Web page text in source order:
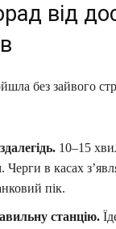
від
без зайвого
10–15
в касах
пік.
станцію.